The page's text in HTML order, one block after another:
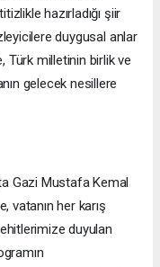
hazırladığı şiir
duygusal anlar
Türk milletinin birlik ve
gelecek nesillere
Gazi Mustafa Kemal
vatanın her karış
duyulan